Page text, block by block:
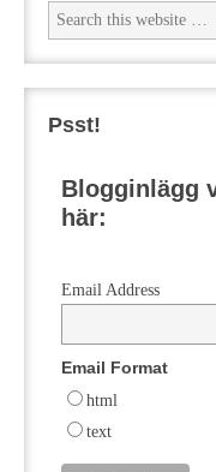
Psst!
Blogginlägg
här:
Email Address
Email Format
html
text